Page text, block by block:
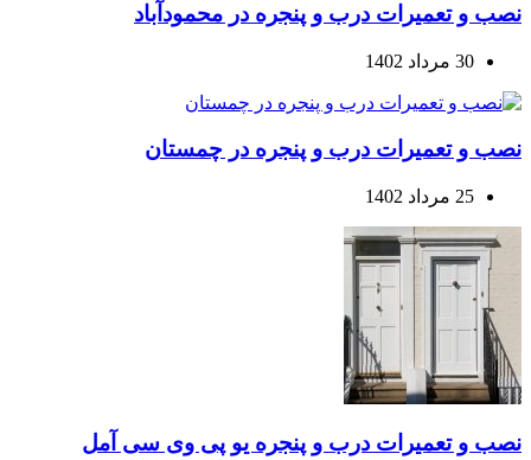
نصب و تعمیرات درب و پنجره در محمودآباد
30 مرداد 1402
نصب و تعمیرات درب و پنجره در چمستان
25 مرداد 1402
نصب و تعمیرات درب و پنجره یو پی وی سی آمل